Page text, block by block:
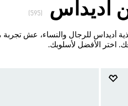
أديداس (595)
أديداس للرجال والنساء، عش تجربة
اختر الأفضل لأسلوبك.